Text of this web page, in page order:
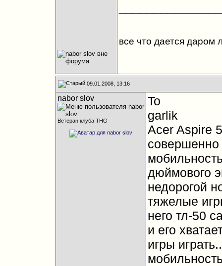
все что дается даром
09.01.2008, 13:16
nabor slov
Ветеран клуба THG
To
garlik
Acer Aspire
совершенно
дюймового
недорогой
тяжелые
него тл-50
и его
игры